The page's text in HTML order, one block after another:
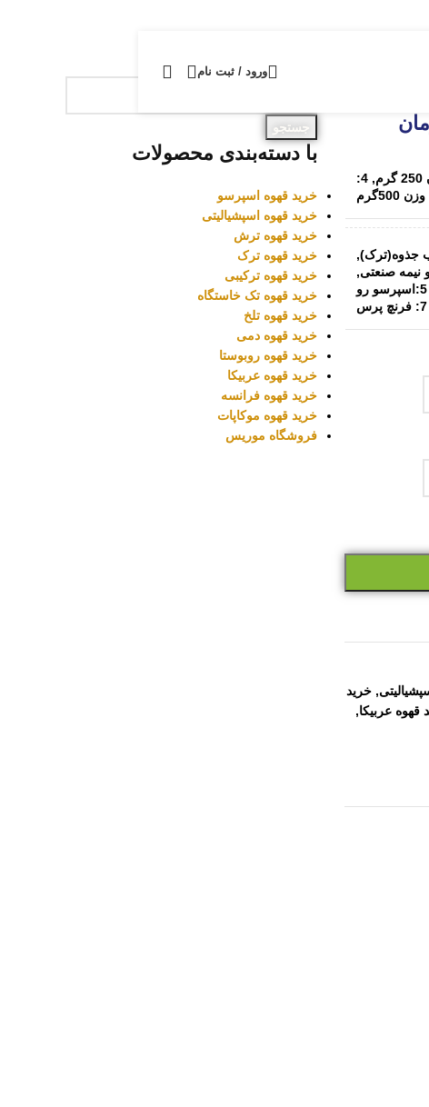
ورود / ثبت نام
,
4:
وزن 500گرم
,
,
5:اسپرسو رو
7: فرنچ پرس
, خرید
قهوه عربیکا,
جستجو
با دسته‌بندی محصولات
خرید قهوه اسپرسو
خرید قهوه اسپشیالیتی
خرید قهوه ترش
خرید قهوه ترک
خرید قهوه ترکیبی
خرید قهوه تک خاستگاه
خرید قهوه تلخ
خرید قهوه دمی
خرید قهوه روبوستا
خرید قهوه عربیکا
خرید قهوه فرانسه
خرید قهوه موکاپات
فروشگاه موریس